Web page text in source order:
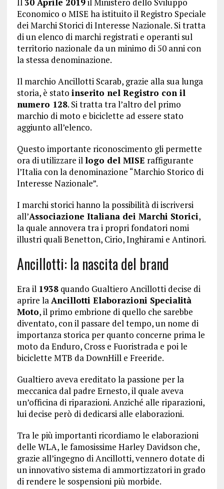
Economico o MISE ha istituito il Registro Speciale
dei Marchi Storici di Interesse Nazionale. Si tratta
di un elenco di marchi registrati e operanti sul
territorio nazionale da un minimo di 50 anni con
la stessa denominazione.
Il marchio Ancillotti Scarab, grazie alla sua lunga
storia, è stato inserito nel Registro con il
numero 128. Si tratta tra l’altro del primo
marchio di moto e biciclette ad essere stato
aggiunto all’elenco.
Questo importante riconoscimento gli permette
ora di utilizzare illogo del MISE raffigurante
l’Italia con la denominazione “Marchio Storico di
Interesse Nazionale”.
I marchi storici hanno la possibilità di iscriversi
all’Associazione Italiana dei Marchi Storici,
la quale annovera tra i propri fondatori nomi
illustri quali Benetton, Cirio, Inghirami e Antinori.
Ancillotti: la nascita del brand
Era il 1938quando Gualtiero Ancillotti decise di
aprire laAncillotti Elaborazioni Specialità
Moto, il primo embrione di quello che sarebbe
diventato, con il passare del tempo, un nome di
importanza storica per quanto concerne prima le
moto da Enduro, Cross e Fuoristrada e poi le
biciclette MTB da DownHill e Freeride.
Gualtiero aveva ereditato la passione per la
meccanica dal padre Ernesto, il quale aveva
un’officina di riparazioni. Anziché alle riparazioni,
lui decise però di dedicarsi alle elaborazioni.
Tra le più importanti ricordiamo le elaborazioni
delle WLA, le famosissime Harley Davidson che,
grazie all’ingegno di Ancillotti, vennero dotate di
un innovativo sistema di ammortizzatori in grado
di rendere le sospensioni più morbide.